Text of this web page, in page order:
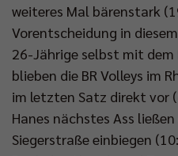
weiteres Mal bärenstark
Vorentscheidung in
26-Jährige selbst mit
blieben die BR Volleys im
im letzten Satz direkt vor
Hanes nächstes Ass
Siegerstraße einbiegen